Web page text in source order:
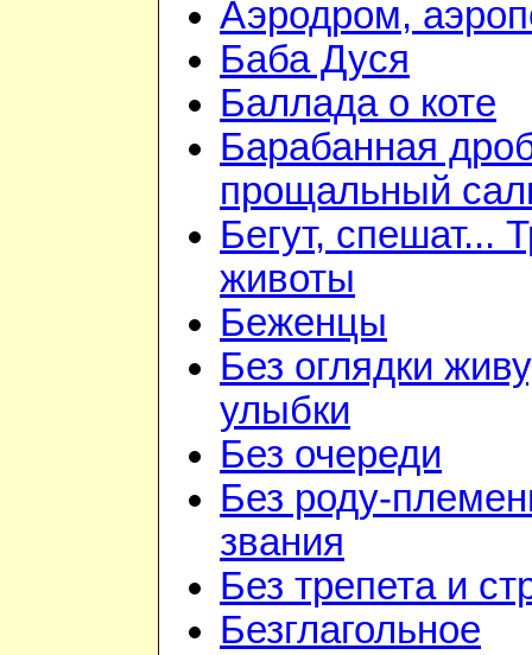
Аэродром,
Баба Дуся
Баллада о коте
Барабанная
прощальный
Бегут, спешат...
животы
Беженцы
Без оглядки
улыбки
Без очереди
Без роду-
звания
Без трепета и
Безглагольное